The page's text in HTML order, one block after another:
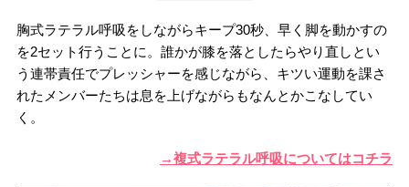
胸式ラテラル呼吸をしながらキープ30秒、早く脚を動かすの
を2セット行うことに。誰かが膝を落としたらやり直しとい
う連帯責任でプレッシャーを感じながら、キツい運動を課さ
れたメンバーたちは息を上げながらもなんとかこなしてい
く。
→複式ラテラル呼吸についてはコチラ